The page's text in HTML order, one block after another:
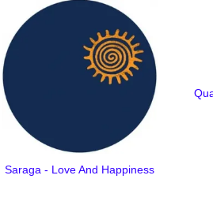
Saraga - Love And Happiness